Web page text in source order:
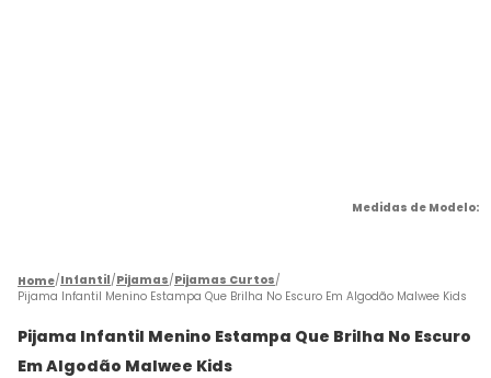
Infantil Pijamas Pijamas Curtos
Pijama Infantil Menino Estampa Que Brilha No Escuro Em Algodão Malwee Kids
Pijama Infantil Menino Estampa Que Brilha No Escuro
Em Algodão Malwee Kids